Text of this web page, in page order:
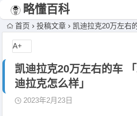
略懂百科
首页 投稿文章 凯迪拉克20万左右的车
凯迪拉克20万左右的车
迪拉克怎么样」
2023年2月23日
A+